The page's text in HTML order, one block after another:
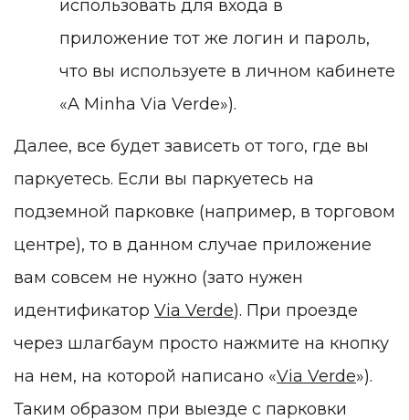
использовать для входа в
приложение тот же логин и пароль,
что вы используете в личном кабинете
«A Minha Via Verde»).
Далее, все будет зависеть от того, где вы
паркуетесь. Если вы паркуетесь на
подземной парковке (например, в торговом
центре), то в данном случае приложение
вам совсем не нужно (зато нужен
идентификатор Via Verde). При проезде
через шлагбаум просто нажмите на кнопку
на нем, на которой написано «Via Verde»).
Таким образом при выезде с парковки